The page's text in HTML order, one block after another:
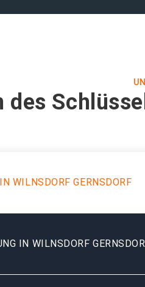
des
WILNSDORF GERNSDORF
IN WILNSDORF